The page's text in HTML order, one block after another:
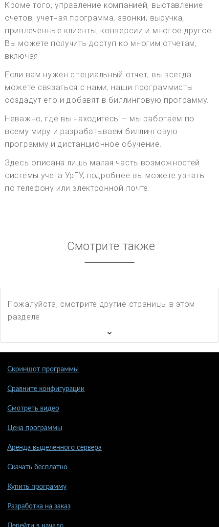
Кроме того, управление компанией, выставление
счетов, учетная программа, звонки, выручка,
привлеченные клиенты, конверсии и многое другое.
Вы можете получить доступ ко многим отчетам,
включая
Если вам нужен специальный отчет, вы всегда
можете связаться с нами; наши программисты
создадут его и добавят в биллинговую программу.
Неважно, где вы находитесь — мы работаем по
всему миру и разрабатываем биллинговую
программу и дистанционное обучение.
Здесь описана лишь малая часть возможностей
системы учета УрГУ, подробнее вы можете узнать
по телефону или электронной почте.
Смотрите также
Пожалуйста, смотрите другие страницы в этом
разделе
Скриншот программы
Сравните конфигурации
Смотреть видео
Цена программы
Аренда выделенного сервера
Скачать бесплатно
Купить программу
Разработка на заказ